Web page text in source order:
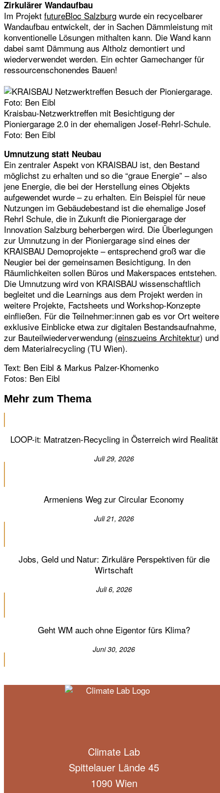
Zirkulärer Wandaufbau
Im Projekt futureBloc Salzburg wurde ein recycelbarer
Wandaufbau entwickelt, der in Sachen Dämmleistung mit
konventionelle Lösungen mithalten kann. Die Wand kann
dabei samt Dämmung aus Altholz demontiert und
wiederverwendet werden. Ein echter Gamechanger für
ressourcenschonendes Bauen!
Kraisbau-Netzwerktreffen mit Besichtigung der
Pioniergarage 2.0 in der ehemaligen Josef-Rehrl-Schule.
Foto: Ben Eibl
Umnutzung statt Neubau
Ein zentraler Aspekt von KRAISBAU ist, den Bestand
möglichst zu erhalten und so die “graue Energie” – also
jene Energie, die bei der Herstellung eines Objekts
aufgewendet wurde – zu erhalten. Ein Beispiel für neue
Nutzungen im Gebäudebestand ist die ehemalige Josef
Rehrl Schule, die in Zukunft die Pioniergarage der
Innovation Salzburg beherbergen wird. Die Überlegungen
zur Umnutzung in der Pioniergarage sind eines der
KRAISBAU Demoprojekte – entsprechend groß war die
Neugier bei der gemeinsamen Besichtigung. In den
Räumlichkeiten sollen Büros und Makerspaces entstehen.
Die Umnutzung wird von KRAISBAU wissenschaftlich
begleitet und die Learnings aus dem Projekt werden in
weitere Projekte, Factsheets und Workshop-Konzepte
einfließen. Für die Teilnehmer:innen gab es vor Ort weitere
exklusive Einblicke etwa zur digitalen Bestandsaufnahme,
zur Bauteilwiederverwendung (einszueins Architektur) und
dem Materialrecycling (TU Wien).
Text: Ben Eibl & Markus Palzer-Khomenko
Fotos: Ben Eibl
Mehr zum Thema
LOOP-it: Matratzen-Recycling in Österreich wird Realität
Juli 29, 2026
Armeniens Weg zur Circular Economy
Juli 21, 2026
Jobs, Geld und Natur: Zirkuläre Perspektiven für die
Wirtschaft
Juli 6, 2026
Geht WM auch ohne Eigentor fürs Klima?
Juni 30, 2026
Climate Lab
Spittelauer Lände 45
1090 Wien